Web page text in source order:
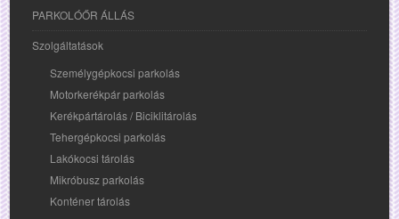
PARKOLÓŐR ÁLLÁS
Szolgáltatások
Személygépkocsi parkolás
Motorkerékpár parkolás
Kerékpártárolás / Biciklitárolás
Tehergépkocsi parkolás
Lakókocsi tárolás
Mikróbusz parkolás
Konténer tárolás